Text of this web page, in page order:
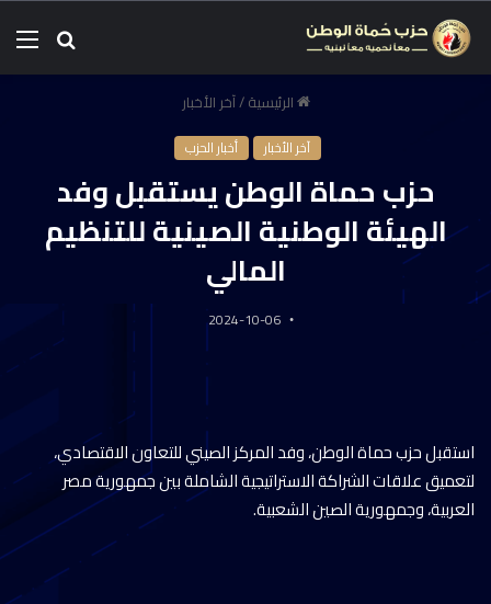
الرئيسية/آخر الأخبار
آخر الأخبار أخبار الحزب
حزب حماة الوطن يستقبل وفد
الهيئة الوطنية الصينية للتنظيم
المالي
2024-10-06
استقبل حزب حماة الوطن، وفد المركز الصيني للتعاون الاقتصادي،
لتعميق علاقات الشراكة الاستراتيجية الشاملة بين جمهورية مصر
العربية، وجمهورية الصين الشعبية.